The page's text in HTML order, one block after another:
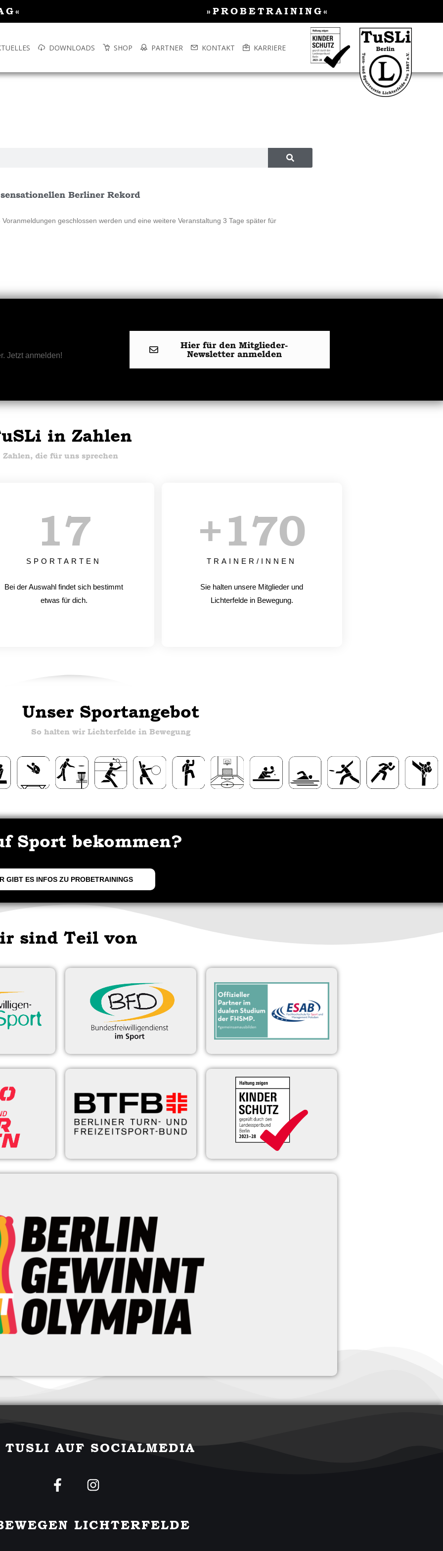
»PROBETRAINING«
DOWNLOADS SHOP PARTNER KONTAKT KARRIERE
Berliner Rekord
geschlossen werden und eine weitere Veranstaltung 3 Tage später für
Jetzt anmelden!
Hier für den Mitglieder-
Newsletter anmelden
in Zahlen
Zahlen, die für uns sprechen
SPORTARTEN
17
Bei der Auswahl findet sich bestimmt
etwas für dich.
TRAINER/INNEN
+170
Sie halten unsere Mitglieder und
Lichterfelde in Bewegung.
Unser Sportangebot
So halten wir Lichterfelde in Bewegung
Sport bekommen?
GIBT ES INFOS ZU PROBETRAININGS
sind Teil von
TUSLI AUF SOCIALMEDIA
F
e
I
t
LICHTERFELDE